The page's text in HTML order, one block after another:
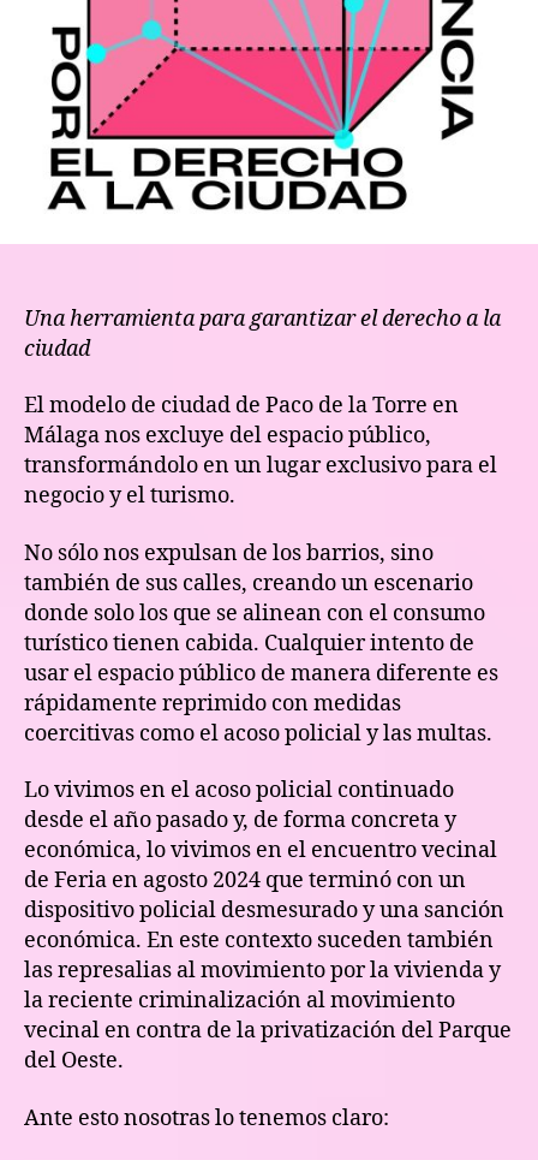
Una herramienta para garantizar el derecho a la
ciudad
El modelo de ciudad de Paco de la Torre en
Málaga nos excluye del espacio público,
transformándolo en un lugar exclusivo para el
negocio y el turismo.
No sólo nos expulsan de los barrios, sino
también de sus calles, creando un escenario
donde solo los que se alinean con el consumo
turístico tienen cabida. Cualquier intento de
usar el espacio público de manera diferente es
rápidamente reprimido con medidas
coercitivas como el acoso policial y las multas.
Lo vivimos en el acoso policial continuado
desde el año pasado y, de forma concreta y
económica, lo vivimos en el encuentro vecinal
de Feria en agosto 2024 que terminó con un
dispositivo policial desmesurado y una sanción
económica. En este contexto suceden también
las represalias al movimiento por la vivienda y
la reciente criminalización al movimiento
vecinal en contra de la privatización del Parque
del Oeste.
Ante esto nosotras lo tenemos claro: